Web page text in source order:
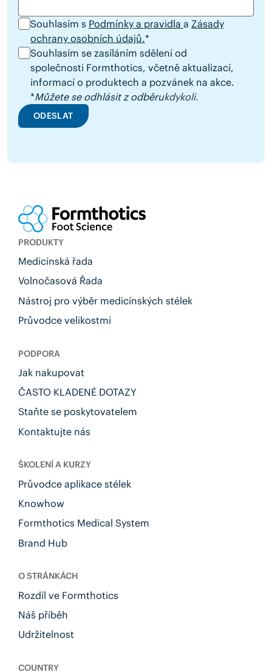
Souhlasím s Podmínky a pravidla a Zásady
ochrany osobních údajů.*
Souhlasím se zasíláním sdělení od
společnosti Formthotics, včetně aktualizací,
informací o produktech a pozvánek na akce.
*Můžete se odhlásit z odběrukdykoli.
ODESLAT
PRODUKTY
Medicínská řada
Volnočasová Řada
Nástroj pro výběr medicínských stélek
Průvodce velikostmi
PODPORA
Jak nakupovat
ČASTO KLADENÉ DOTAZY
Staňte se poskytovatelem
Kontaktujte nás
ŠKOLENÍ A KURZY
Průvodce aplikace stélek
Knowhow
Formthotics Medical System
Brand Hub
O STRÁNKÁCH
Rozdíl ve Formthotics
Náš příběh
Udržitelnost
COUNTRY